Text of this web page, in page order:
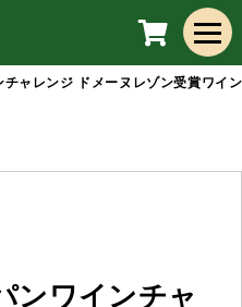
ャレンジ ドメーヌレゾン受賞ワイン
ンワインチャ